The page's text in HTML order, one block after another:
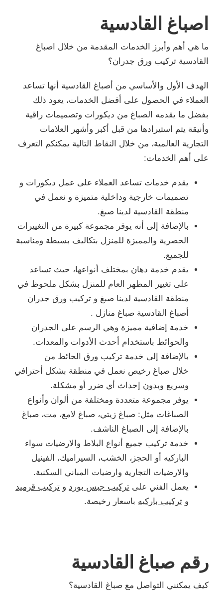
اصباغ القادسية
ما هي أهم وأبرز الخدمات المقدمة من خلال اصباغ
القادسية تركيب ورق جدران؟
الهدف الأول والأساسي من أصباغ القادسية أنها تساعد
العملاء في الحصول على أفضل الخدمات، يعود ذلك
بفضل ما يقدمه الصباغ من ديكورات وتصميمات راقية
وأنيقة يتم استيرادها من قبل أكبر وأشهر العلامات
التجارية العالمية، من خلال النقاط التالية يمكنكم التعرف
على أهم الخدمات:
يقدم خدمات تساعد العملاء على عمل ديكورات و
تصميمات خارجية وداخلية متميزة و نعمل في
منطقة القادسية لدينا صبغ.
بالإضافة إلى أنه يوفر مجموعة كبيرة من التغييرات
الحصرية والمميزة للمنزل بتكاليف بسيطة ومناسبة
للجميع.
يقدم خدمة دهان بمختلف أنواعها، حيث تساعد
على تغيير المظهر العام للمنزل بشكل ملحوظ في
منطقة القادسية لدينا صبغ و تركيب ورق جدران
أصباغ القادسية صباغ منازل .
خدمة إضافية مميزة وهي الرسم على الجدران
والحوائط باستخدام أحدث الأدوات والمعدات.
بالإضافة إلى خدمة تركيب ورق الحائط من
خلال صباغ رخيص نعمل في منطقة بشكل أحترافي
وسريع وبدون إحداث أي ضرر أو مشكلة.
يوفر مجموعة متعددة ومختلفة من ألوان وأنواع
الصباغات مثل: صباغ زيتي، صباغ لامع، مت، صباغ
بالإضافة إلى الصباغ الناشف.
خدمة تركيب جميع أنواع البلاط والارضيات سواء
الباركيه أو الحجز، الخشب، السيراميك، الفينيل
والارضيات التجارية وارضيات المباني السكنية.
يعمل الفني على تركيب جبس بورد و تركيب قرميد
و تركيب باركيه باسعار رخيصة.
رقم صباغ القادسية
كيف يمكنني التواصل مع صباغ القادسية؟